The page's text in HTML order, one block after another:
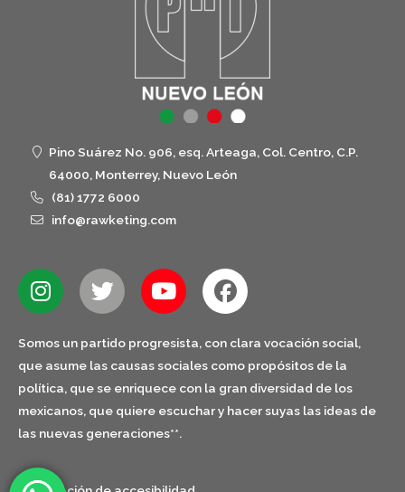
Pino Suárez No. 906, esq. Arteaga, Col. Centro, C.P.
64000, Monterrey, Nuevo León
(81) 1772 6000
info@rawketing.com
Somos un partido progresista, con clara vocación social,
que asume las causas sociales como propósitos de la
política, que se enriquece con la gran diversidad de los
mexicanos, que quiere escuchar y hacer suyas las ideas de
las nuevas generaciones**.